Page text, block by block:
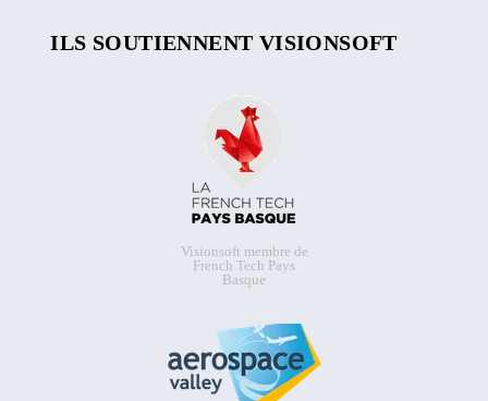
ILS SOUTIENNENT VISIONSOFT
Visionsoft membre de
French Tech Pays
Basque